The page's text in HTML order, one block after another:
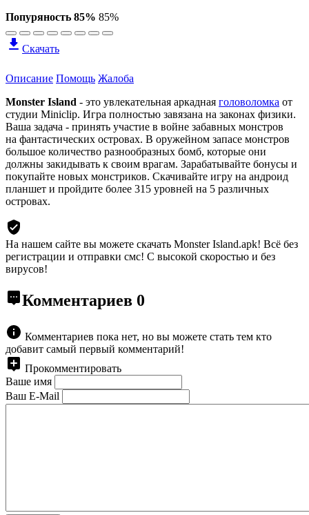
Попуряность 85% 85%
Скачать
Описание Помощь Жалоба
Monster Island - это увлекательная аркадная головоломка от
студии Miniclip. Игра полностью завязана на законах физики.
Ваша задача - принять участие в войне забавных монстров
на фантастических островах. В оружейном запасе монстров
большое количество разнообразных бомб, которые они
должны закидывать к своим врагам. Зарабатывайте бонусы и
покупайте новых монстриков. Скачивайте игру на андроид
планшет и пройдите более 315 уровней на 5 различных
островах.
На нашем сайте вы можете скачать Monster Island.apk! Всё без
регистрации и отправки смс! С высокой скоростью и без
вирусов!
Комментариев 0
Комментариев пока нет, но вы можете стать тем кто
добавит самый первый комментарий!
Прокомментировать
Ваше имя
Ваш E-Mail